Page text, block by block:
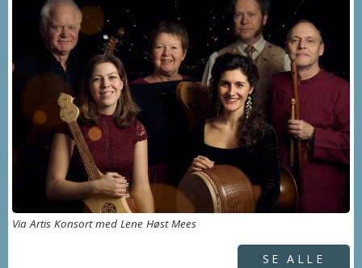
Via Artis Konsort med Lene Høst Mees
SE ALLE